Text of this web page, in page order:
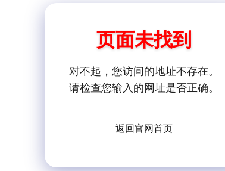
页面未找到
对不起，您访问的地址不存在。
请检查您输入的网址是否正确。
返回官网首页